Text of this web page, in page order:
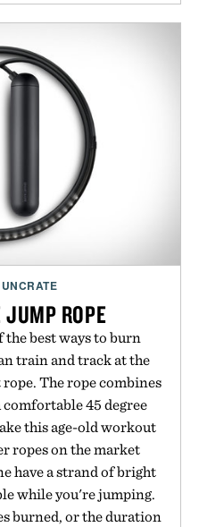
ROPE
best ways to burn
train and track at the
The rope combines
45 degree
this age-old workout
ropes on the market
have a strand of bright
while you're jumping.
burned, or the duration